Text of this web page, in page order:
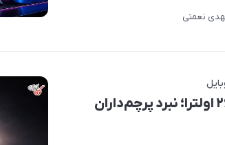
نعمتی
مقایسه آیفون ۱۷ با گلکسی اس۲۶ اولترا؛ نبرد پرچم‌داران